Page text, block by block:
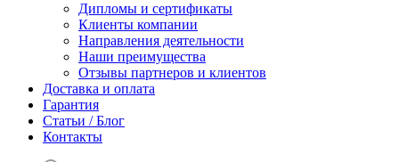
Дипломы и сертификаты
Клиенты компании
Направления деятельности
Наши преимущества
Отзывы партнеров и клиентов
Доставка и оплата
Гарантия
Статьи / Блог
Контакты